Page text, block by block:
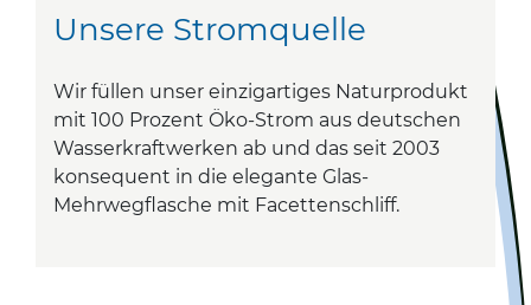
Unsere Stromquelle
Wir füllen unser einzigartiges Naturprodukt
mit 100 Prozent Öko-Strom aus deutschen
Wasserkraftwerken ab und das seit 2003
konsequent in die elegante Glas-
Mehrwegflasche mit Facettenschliff.